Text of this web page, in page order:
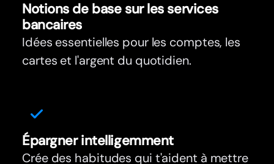
Notions de base sur les services
bancaires
Idées essentielles pour les comptes, les
cartes et l'argent du quotidien.
Épargner intelligemment
Crée des habitudes qui t'aident à mettre